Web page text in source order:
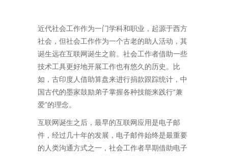
近代社会工作作为一门学科和职业，起源于西方
社会，但社会工作作为一个古老的助人活动，其
诞生远在互联网诞生之前。社会工作者借助一些
技术工具更好地开展工作也有悠久的历史。比
如，古印度人借助算盘来进行捐款跟踪统计，中
国古代的墨家鼓励弟子掌握各种技能来践行“兼
爱”的理念。
互联网诞生之后，最早的互联网应用是电子邮
件，经过几十年的发展，电子邮件始终是最重要
的人类沟通方式之一，社会工作者早期借助电子